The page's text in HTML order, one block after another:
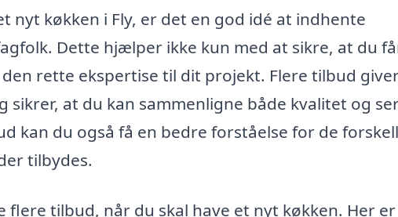
nyt køkken i Fly, er det en god idé at indhente
Dette hjælper ikke kun med at sikre, at du
rette ekspertise til dit projekt. Flere tilbud
at du kan sammenligne både kvalitet og
kan du også få en bedre forståelse for de
tilbydes.
tilbud, når du skal have et nyt køkken. Her er